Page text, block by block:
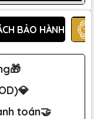
BẢO HÀNH
toán🤝